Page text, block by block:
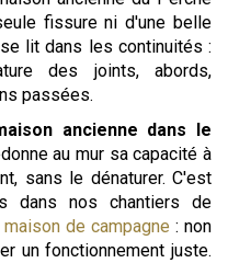
fissure ni d'une belle
lit dans les continuités :
des joints, abords,
passées.
ancienne dans le
au mur sa capacité à
sans le dénaturer. C'est
dans nos chantiers de
de campagne : non
un fonctionnement juste.